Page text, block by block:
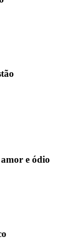
e ódio